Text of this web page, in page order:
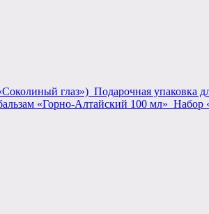
глаз») Подарочная упаковка
«Горно-Алтайский 100 мл» Набор